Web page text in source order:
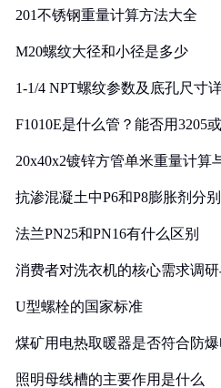
201不锈钢重量计算方法大全
M20螺纹大径和小径是多少
1-1/4 NPT螺纹参数及底孔尺寸
F1010E是什么管？能否用3205
20x40x2镀锌方管单米重量计算
抗渗混凝土中P6和P8膨胀剂分
法兰PN25和PN16有什么区别
消费者对洗衣机的核心需求调
U型螺栓的国家标准
煤矿用电热取暖器是否符合防
照明母线槽的主要作用是什么